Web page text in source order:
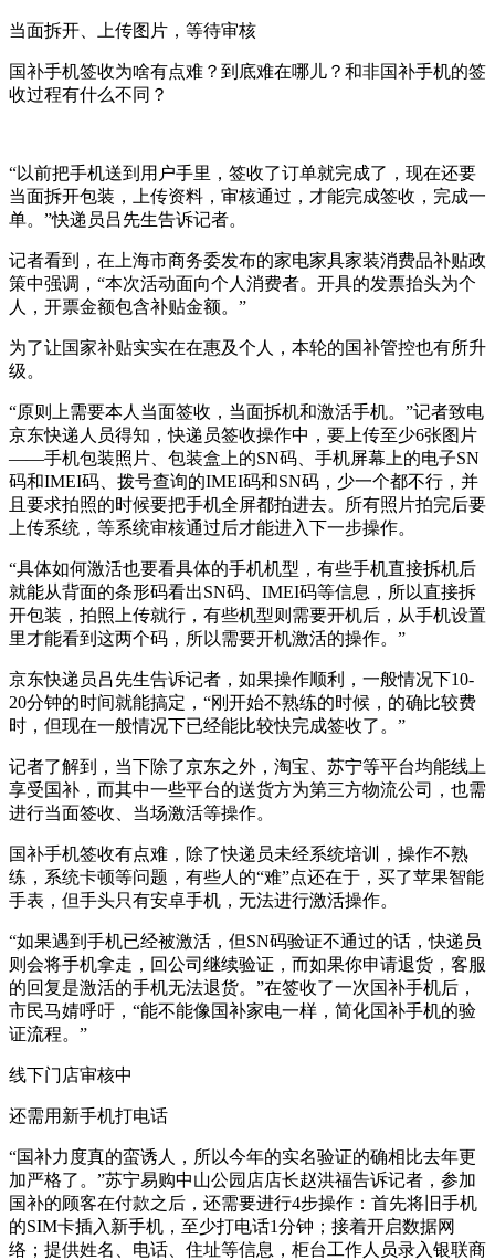
当面拆开、上传图片，等待审核
国补手机签收为啥有点难？到底难在哪儿？和非国补手机的签
收过程有什么不同？
“以前把手机送到用户手里，签收了订单就完成了，现在还要
当面拆开包装，上传资料，审核通过，才能完成签收，完成一
单。”快递员吕先生告诉记者。
记者看到，在上海市商务委发布的家电家具家装消费品补贴政
策中强调，“本次活动面向个人消费者。开具的发票抬头为个
人，开票金额包含补贴金额。”
为了让国家补贴实实在在惠及个人，本轮的国补管控也有所升
级。
“原则上需要本人当面签收，当面拆机和激活手机。”记者致电
京东快递人员得知，快递员签收操作中，要上传至少6张图片
——手机包装照片、包装盒上的SN码、手机屏幕上的电子SN
码和IMEI码、拨号查询的IMEI码和SN码，少一个都不行，并
且要求拍照的时候要把手机全屏都拍进去。所有照片拍完后要
上传系统，等系统审核通过后才能进入下一步操作。
“具体如何激活也要看具体的手机机型，有些手机直接拆机后
就能从背面的条形码看出SN码、IMEI码等信息，所以直接拆
开包装，拍照上传就行，有些机型则需要开机后，从手机设置
里才能看到这两个码，所以需要开机激活的操作。”
京东快递员吕先生告诉记者，如果操作顺利，一般情况下10-
20分钟的时间就能搞定，“刚开始不熟练的时候，的确比较费
时，但现在一般情况下已经能比较快完成签收了。”
记者了解到，当下除了京东之外，淘宝、苏宁等平台均能线上
享受国补，而其中一些平台的送货方为第三方物流公司，也需
进行当面签收、当场激活等操作。
国补手机签收有点难，除了快递员未经系统培训，操作不熟
练，系统卡顿等问题，有些人的“难”点还在于，买了苹果智能
手表，但手头只有安卓手机，无法进行激活操作。
“如果遇到手机已经被激活，但SN码验证不通过的话，快递员
则会将手机拿走，回公司继续验证，而如果你申请退货，客服
的回复是激活的手机无法退货。”在签收了一次国补手机后，
市民马婧呼吁，“能不能像国补家电一样，简化国补手机的验
证流程。”
线下门店审核中
还需用新手机打电话
“国补力度真的蛮诱人，所以今年的实名验证的确相比去年更
加严格了。”苏宁易购中山公园店店长赵洪福告诉记者，参加
国补的顾客在付款之后，还需要进行4步操作：首先将旧手机
的SIM卡插入新手机，至少打电话1分钟；接着开启数据网
络；提供姓名、电话、住址等信息，柜台工作人员录入银联商